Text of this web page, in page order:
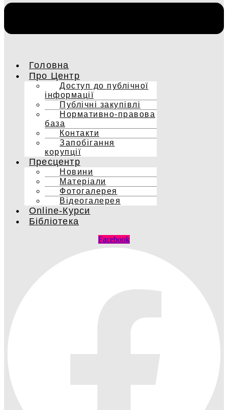
Головна
Про Центр
Доступ до публічної
інформації
Публічні закупівлі
Нормативно-правова
база
Контакти
Запобігання
корупції
Пресцентр
Новини
Матеріали
Фотогалерея
Відеогалерея
Online-Курси
Бібліотека
Facebook